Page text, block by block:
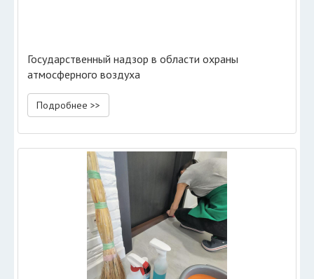
Государственный надзор в области охраны
атмосферного воздуха
Подробнее >>